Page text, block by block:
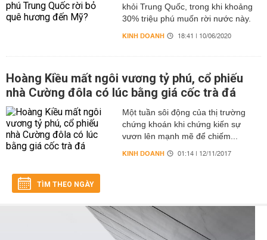
khỏi Trung Quốc, trong khi khoảng
30% triệu phú muốn rời nước này.
KINH DOANH 18:41 | 10/06/2020
Hoàng Kiều mất ngôi vương tỷ phú, cổ phiếu
nhà Cường đôla có lúc bằng giá cốc trà đá
Một tuần sôi động của thị trường
chứng khoán khi chứng kiến sự
vươn lên mạnh mẽ để chiếm...
KINH DOANH 01:14 | 12/11/2017
TÌM THEO NGÀY